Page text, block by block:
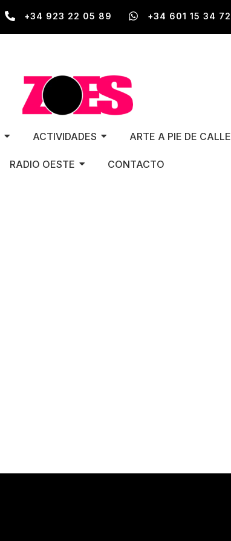
+34 923 22 05 89 +34 601 15 34 72
ACTIVIDADES ARTE A PIE DE CALLE
RADIO OESTE CONTACTO